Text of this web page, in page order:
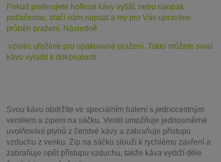
Pokud preferujete hořkost kávy vyšší, nebo naopak
potlačenou, stačí nám napsat a my pro Vás upravíme
průběh pražení. Následně
vzorec uložíme pro opakované pražení. Takto můžete svou
kávu vyladit k dokonalosti
Svou kávu obdržíte ve speciálním balení s jednocestným
ventilem a zipem na sáčku. Ventil umožňuje jednosměrné
uvolňování plynů z čerstvé kávy a zabraňuje přístupu
vzduchu z venku. Zip na sáčku slouží k rychlému zavření a
zabraňuje opět přístupu vzduchu, takže káva vydrží déle